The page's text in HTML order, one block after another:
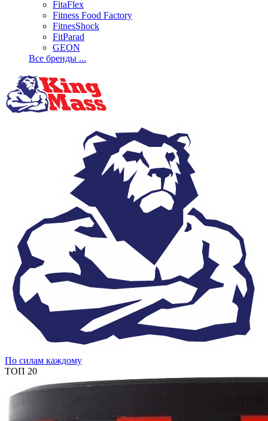
FitaFlex
Fitness Food Factory
FitnesShock
FitParad
GEON
Все бренды ...
По силам каждому
ТОП 20